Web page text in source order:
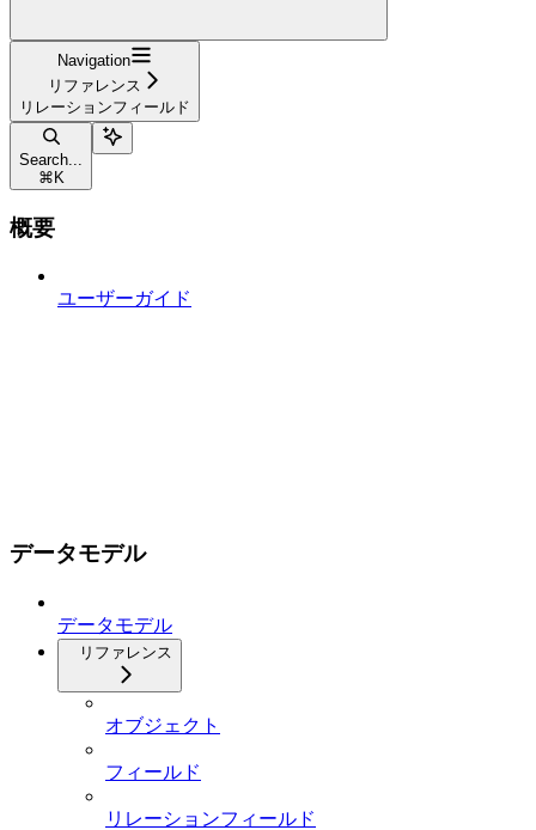
Navigation
リファレンス
リレーションフィールド
Search...
⌘ K
概要
ユーザーガイド
データモデル
データモデル
リファレンス
オブジェクト
フィールド
リレーションフィールド